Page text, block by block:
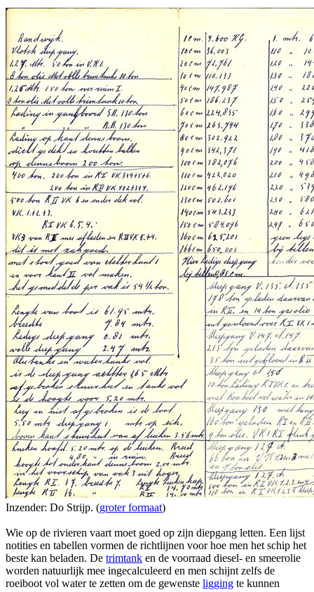
Inzender: Do Strijp. (groter formaat)
Wie op de rivieren vaart moet goed op zijn diepgang letten. Een lijst
notities en tabellen vormen de richtlijnen voor hoe men het schip het
beste kan beladen. De trimtank en de voorraad diesel- en smeerolie
worden natuurlijk mee ingecalculeerd en men schijnt zelfs de
roeiboot vol water te zetten om de gewenste ligging te kunnen